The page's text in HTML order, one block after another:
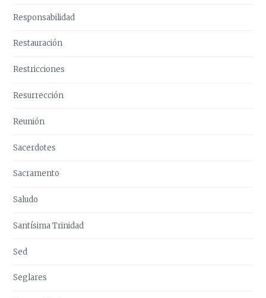
Responsabilidad
Restauración
Restricciones
Resurrección
Reunión
Sacerdotes
Sacramento
Saludo
Santísima Trinidad
Sed
Seglares